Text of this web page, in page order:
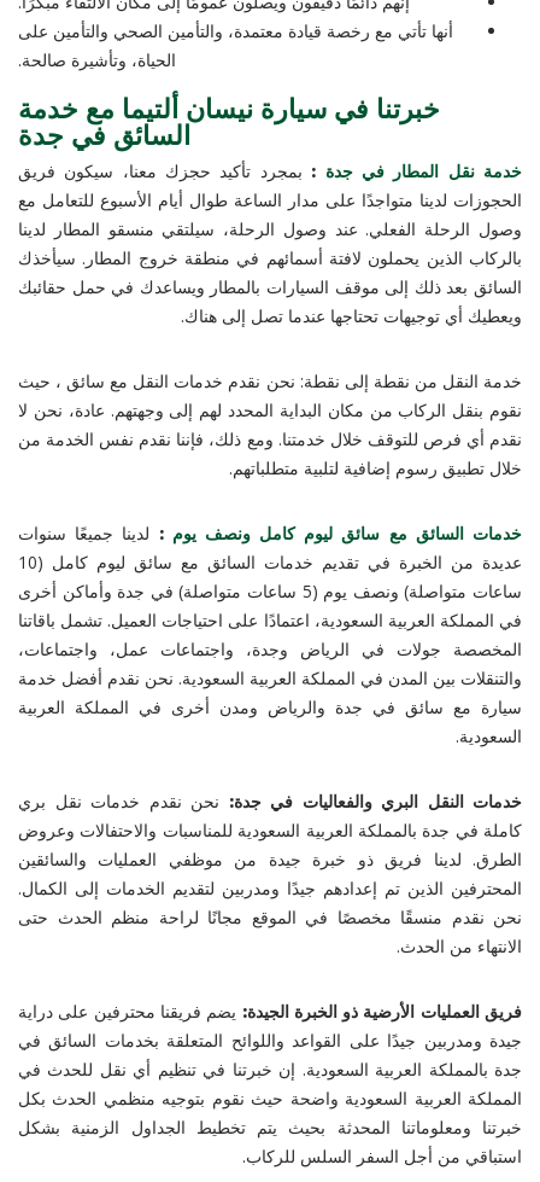
أنها تأتي مع رخصة قيادة معتمدة، والتأمين الصحي والتأمين على
الحياة، وتأشيرة صالحة.
خبرتنا في سيارة نيسان ألتيما مع خدمة
السائق في جدة
خدمة نقل المطار في جدة :بمجرد تأكيد حجزك معنا، سيكون فريق
الحجوزات لدينا متواجدًا على مدار الساعة طوال أيام الأسبوع للتعامل مع
وصول الرحلة الفعلي. عند وصول الرحلة، سيلتقي منسقو المطار لدينا
بالركاب الذين يحملون لافتة أسمائهم في منطقة خروج المطار. سيأخذك
السائق بعد ذلك إلى موقف السيارات بالمطار ويساعدك في حمل حقائبك
ويعطيك أي توجيهات تحتاجها عندما تصل إلى هناك.
خدمة النقل من نقطة إلى نقطة: نحن نقدم خدمات النقل مع سائق ، حيث
نقوم بنقل الركاب من مكان البداية المحدد لهم إلى وجهتهم. عادة، نحن لا
نقدم أي فرص للتوقف خلال خدمتنا. ومع ذلك، فإننا نقدم نفس الخدمة من
خلال تطبيق رسوم إضافية لتلبية متطلباتهم.
خدمات السائق مع سائق ليوم كامل ونصف يوم : لدينا جميعًا سنوات
عديدة من الخبرة في تقديم خدمات السائق مع سائق ليوم كامل (10
ساعات متواصلة) ونصف يوم (5 ساعات متواصلة) في جدة وأماكن أخرى
في المملكة العربية السعودية، اعتمادًا على احتياجات العميل. تشمل باقاتنا
المخصصة جولات في الرياض وجدة، واجتماعات عمل، واجتماعات،
والتنقلات بين المدن في المملكة العربية السعودية. نحن نقدم أفضل خدمة
سيارة مع سائق في جدة والرياض ومدن أخرى في المملكة العربية
السعودية.
خدمات النقل البري والفعاليات في جدة: نحن نقدم خدمات نقل بري
كاملة في جدة بالمملكة العربية السعودية للمناسبات والاحتفالات وعروض
الطرق. لدينا فريق ذو خبرة جيدة من موظفي العمليات والسائقين
المحترفين الذين تم إعدادهم جيدًا ومدربين لتقديم الخدمات إلى الكمال.
نحن نقدم منسقًا مخصصًا في الموقع مجانًا لراحة منظم الحدث حتى
الانتهاء من الحدث.
فريق العمليات الأرضية ذو الخبرة الجيدة: يضم فريقنا محترفين على دراية
جيدة ومدربين جيدًا على القواعد واللوائح المتعلقة بخدمات السائق في
جدة بالمملكة العربية السعودية. إن خبرتنا في تنظيم أي نقل للحدث في
المملكة العربية السعودية واضحة حيث نقوم بتوجيه منظمي الحدث بكل
خبرتنا ومعلوماتنا المحدثة بحيث يتم تخطيط الجداول الزمنية بشكل
استباقي من أجل السفر السلس للركاب.